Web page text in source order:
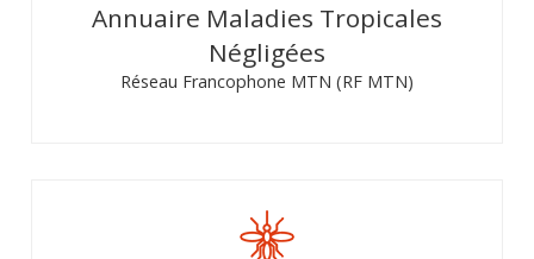
Annuaire Maladies Tropicales
Négligées
Réseau Francophone MTN (RF MTN)